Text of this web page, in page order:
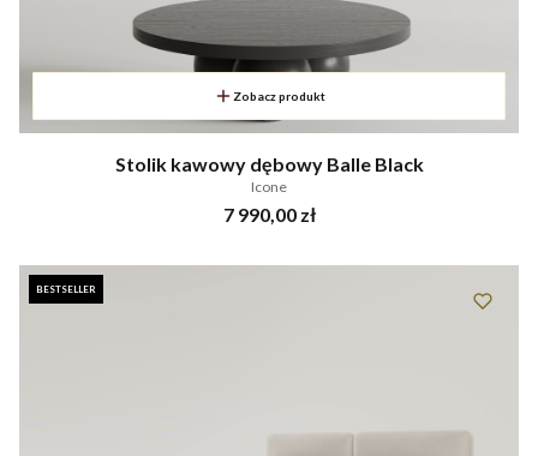
Zobacz produkt
Stolik kawowy dębowy Balle Black
Icone
Cena
7 990,00 zł
BESTSELLER